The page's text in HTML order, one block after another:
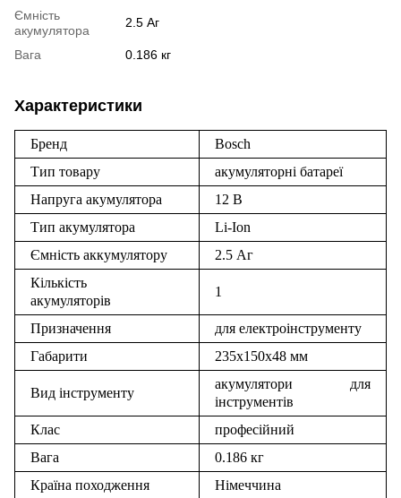
Ємність
акумулятора
2.5 Аг
Вага 0.186 кг
Характеристики
Бренд
Bosch
Тип товару
акумуляторні батареї
Напруга акумулятора
12 В
Тип акумулятора
Li-Ion
Ємність аккумулятору
2.5 Аг
Кількість
акумуляторів
1
Призначення
для електроінструменту
Габарити
235х150х48 мм
Вид інструменту
акумулятори для
інструментів
Клас
професійний
Вага
0.186 кг
Країна походження
Німеччина